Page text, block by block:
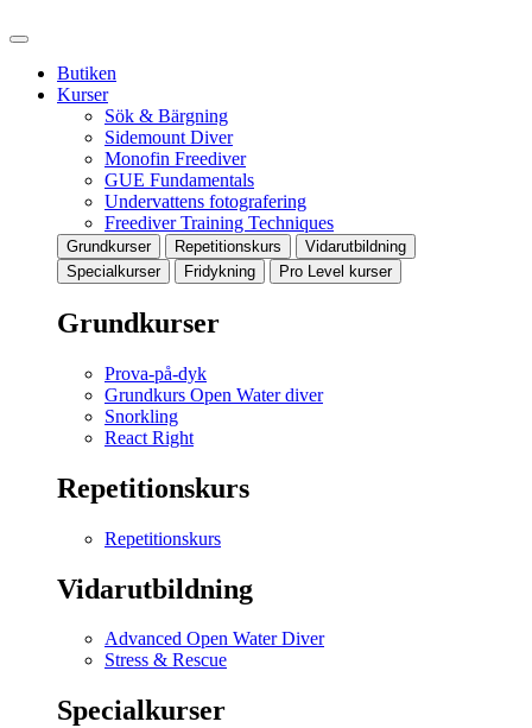
Butiken
Kurser
Sök & Bärgning
Sidemount Diver
Monofin Freediver
GUE Fundamentals
Undervattens fotografering
Freediver Training Techniques
Grundkurser Repetitionskurs
Vidarutbildning
Specialkurser
Fridykning Pro Level kurser
Grundkurser
Prova-på-dyk
Grundkurs Open Water diver
Snorkling
React Right
Repetitionskurs
Repetitionskurs
Vidarutbildning
Advanced Open Water Diver
Stress & Rescue
Specialkurser